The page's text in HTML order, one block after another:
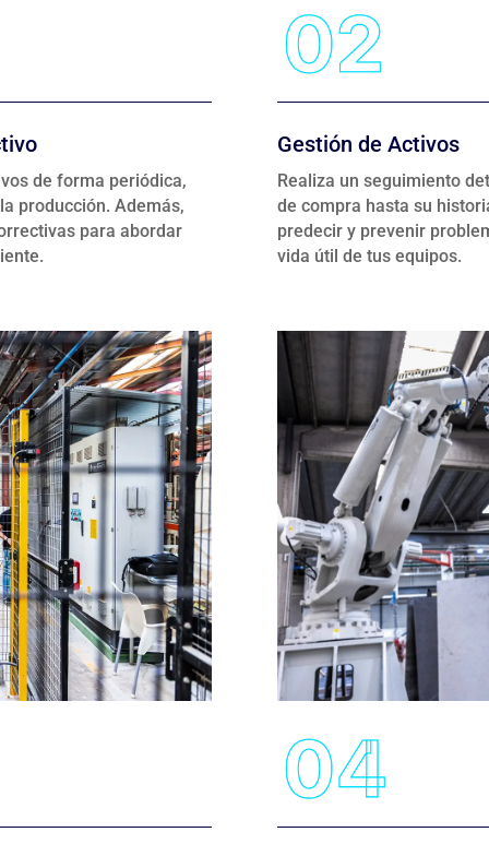
de forma periódica,
producción. Además,
para abordar
Gestión de Activos
Realiza un seguimiento
de compra hasta su
predecir y prevenir
vida útil de tus equipos.